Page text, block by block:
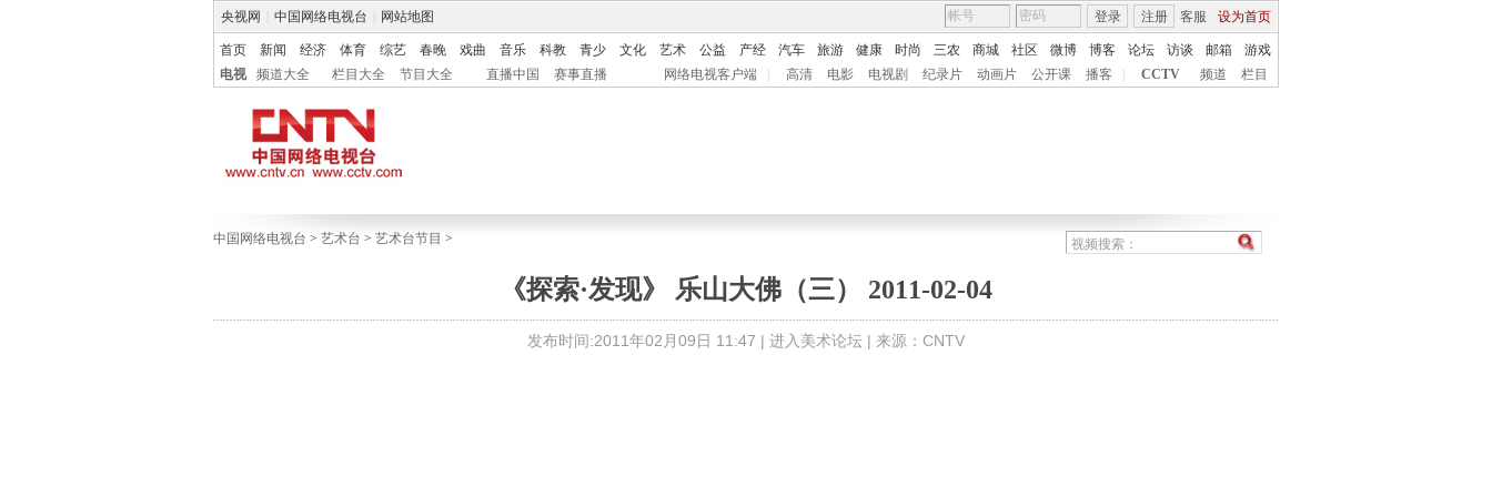
央视网 中国网络电视台 网站地图 客服 设为首页
登录 注册
首页 新闻 经济 体育 综艺 春晚 戏曲 音乐 科教 青少 文化 艺术 公益 产经 汽车 旅游 健康 时尚 三农 商城 社区 微博 博客 论坛 访谈 邮箱
游戏
电视
频道大全 栏目大全 节目大全 直播中国 赛事直播 网络电视客户端 高清 电影 电视剧 纪录片 动画片 公开课 播客 CCTV 频道 栏目
中国网络电视台 > 艺术台 > 艺术台节目 >
《探索·发现》 乐山大佛（三） 2011-02-04
发布时间:2011年02月09日 11:47 | 进入美术论坛 | 来源：CNTV